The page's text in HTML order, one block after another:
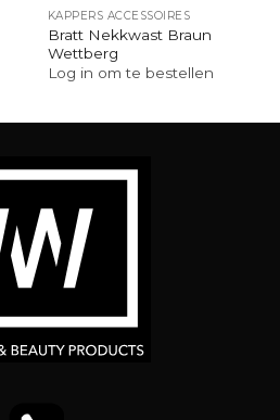
KAPPERS ACCESSOIRES
Bratt Nekkwast Braun
Wettberg
Log in om te bestellen